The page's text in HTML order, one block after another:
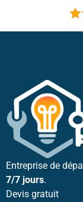
Entreprise de
7/7 jours.
Devis gratuit